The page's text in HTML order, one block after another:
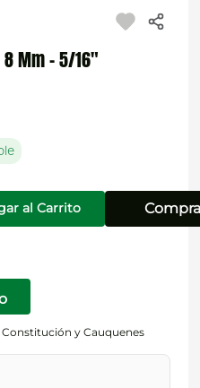
8 Mm - 5/16"
al Carrito
y Cauquenes